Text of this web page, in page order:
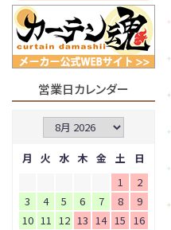
営業日カレンダー
月 火 水 木 金 土
日
1
2
3
4 5 6 7 8
9
10 11 12 13 14 15
16